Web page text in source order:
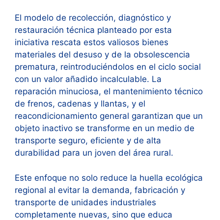
El modelo de recolección, diagnóstico y
restauración técnica planteado por esta
iniciativa rescata estos valiosos bienes
materiales del desuso y de la obsolescencia
prematura, reintroduciéndolos en el ciclo social
con un valor añadido incalculable. La
reparación minuciosa, el mantenimiento técnico
de frenos, cadenas y llantas, y el
reacondicionamiento general garantizan que un
objeto inactivo se transforme en un medio de
transporte seguro, eficiente y de alta
durabilidad para un joven del área rural.
Este enfoque no solo reduce la huella ecológica
regional al evitar la demanda, fabricación y
transporte de unidades industriales
completamente nuevas, sino que educa